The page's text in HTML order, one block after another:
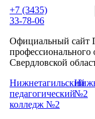
Перейти к
+7 (3435)
33-78-06
Официальный сайт
профессионального
Свердловской
Нижнетагильский
педагогический
колледж №2
№2